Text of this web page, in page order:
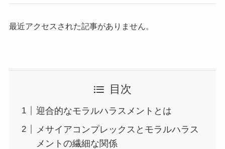
最近アクセスされた記事がありません。
目次
迎合的なモラルハラスメントとは
メサイアコンプレックスとモラルハラス
メントの繊細な関係